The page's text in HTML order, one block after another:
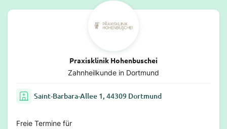
Praxisklinik Hohenbuschei
Zahnheilkunde in Dortmund
Saint-Barbara-Allee 1, 44309 Dortmund
Freie Termine für